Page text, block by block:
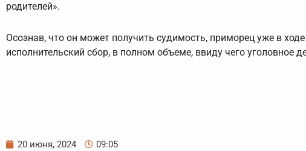
родителей».
Осознав, что он может получить судимость, приморец уже в
исполнительский сбор, в полном объеме, ввиду чего уголовное
20 июня, 2024 09:05